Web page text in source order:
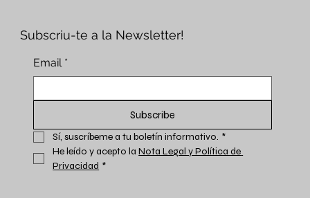
Subscriu-te a la Newsletter!
Email *
Subscribe
Sí, suscríbeme a tu boletín informativo. *
He leído y acepto la Nota Legal y Política de
Privacidad *